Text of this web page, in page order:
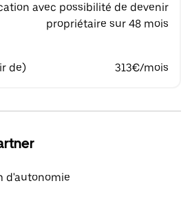
avec possibilité de devenir
propriétaire sur 48 mois
de) 313€/mois
d'autonomie